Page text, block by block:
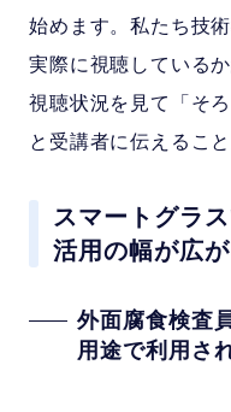
始めます。私たち技
実際に視聴している
視聴状況を見て「そ
と受講者に伝えるこ
スマートグラ
活用の幅が広
外面腐食検査
用途で利用さ